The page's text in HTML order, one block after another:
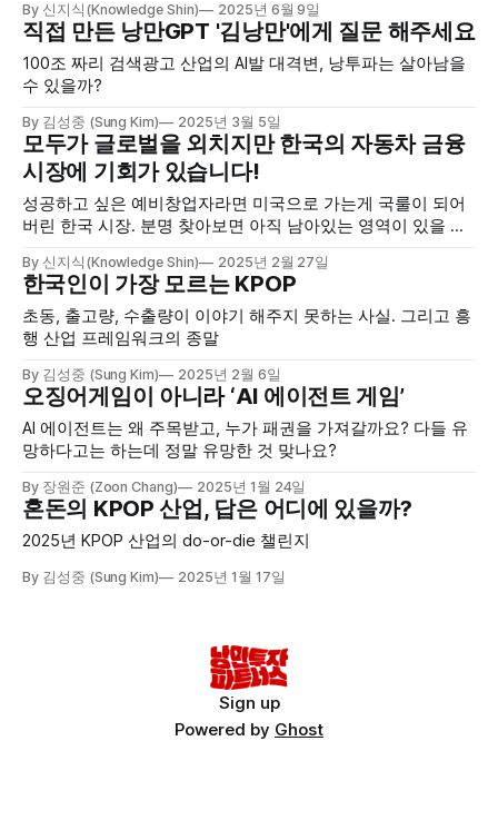
By 신지식(Knowledge Shin) 2025년 6월 9일
직접 만든 낭만GPT '김낭만'에게 질문 해주세요
100조 짜리 검색광고 산업의 AI발 대격변, 낭투파는 살아남을
수 있을까?
By 김성중 (Sung Kim) 2025년 3월 5일
모두가 글로벌을 외치지만 한국의 자동차 금융
시장에 기회가 있습니다!
성공하고 싶은 예비창업자라면 미국으로 가는게 국룰이 되어
버린 한국 시장. 분명 찾아보면 아직 남아있는 영역이 있을 것
산업'에 대해서 탐구해보겠습니다.
By 신지식(Knowledge Shin) 2025년 2월 27일
한국인이 가장 모르는 KPOP
초동, 출고량, 수출량이 이야기 해주지 못하는 사실. 그리고 흥
행 산업 프레임워크의 종말
By 김성중 (Sung Kim) 2025년 2월 6일
오징어게임이 아니라 ‘AI 에이전트 게임’
AI 에이전트는 왜 주목받고, 누가 패권을 가져갈까요? 다들 유
망하다고는 하는데 정말 유망한 것 맞나요?
By 장원준 (Zoon Chang) 2025년 1월 24일
혼돈의 KPOP 산업, 답은 어디에 있을까?
2025년 KPOP 산업의 do-or-die 챌린지
By 김성중 (Sung Kim) 2025년 1월 17일
Sign up
Powered by Ghost